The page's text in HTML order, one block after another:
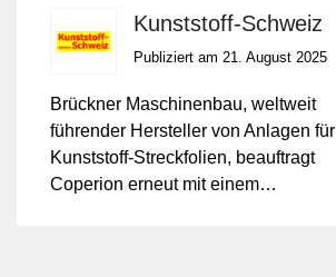
Kunststoff-Schweiz
Publiziert am 21. August 2025
Brückner Maschinenbau, weltweit
führender Hersteller von Anlagen für
Kunststoff-Streckfolien, beauftragt
Coperion erneut mit einem